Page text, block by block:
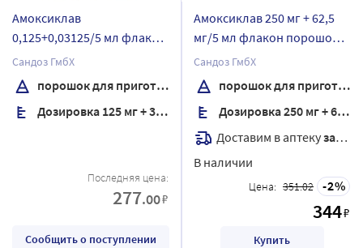
Амоксиклав
0,125+0,03125/5 мл флакон
порошок для
приготовления суспензии
для приема внутрь 7,88 гр
комплектность пипетка
Сандоз ГмбХ
порошок для приготовления суспензии для приема внутрь
Дозировка 125 мг + 31,25 мг/5 мл
Последняя цена:
277.00₽
Сообщить о поступлении
Амоксиклав 250 мг + 62,5
мг/5 мл флакон порошок
для приготовления
суспензии для приема
внутрь 15,8 гр
комплектность шприц-
дозатор
Сандоз ГмбХ
порошок для приготовления суспензии для приема внутрь
Дозировка 250 мг + 62,5 мг/5 мл
Доставим в аптекузавтра
В наличии
Цена: 351.02 2
344₽
Купить